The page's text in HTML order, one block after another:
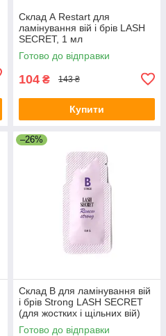
Склад А Restart для
ламінування вій і брів LASH
SECRET, 1 мл
Готово до відправки
104 ₴ 143 ₴
Купити
–26%
Склад В для ламінування вій
і брів Strong LASH SECRET
(для жостких і щільних вій)
0,8 г
Готово до відправки